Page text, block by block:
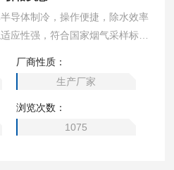
导体制冷，操作便捷，除水效率
应性强，符合国家烟气采样标
安监、军事、科研、教育等多部
理保障。烟气预处理器源头工厂
厂商性质：
生产厂家
浏览次数：
1075